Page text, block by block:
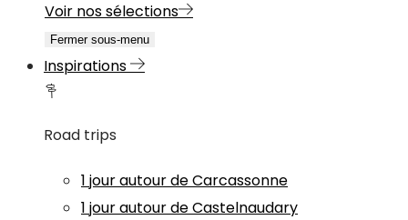
Voir nos sélections
Fermer sous-menu
Inspirations
Road trips
1 jour autour de Carcassonne
1 jour autour de Castelnaudary